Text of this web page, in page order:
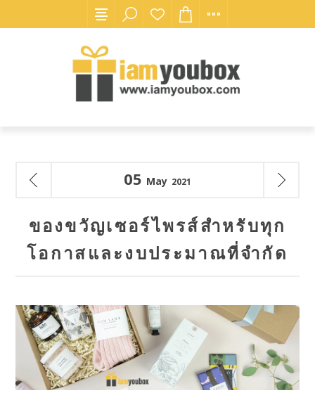
ของขวัญเซอร์ไพรส์สำหรับทุก
โอกาสและงบประมาณที่จำกัด
05 May 2021